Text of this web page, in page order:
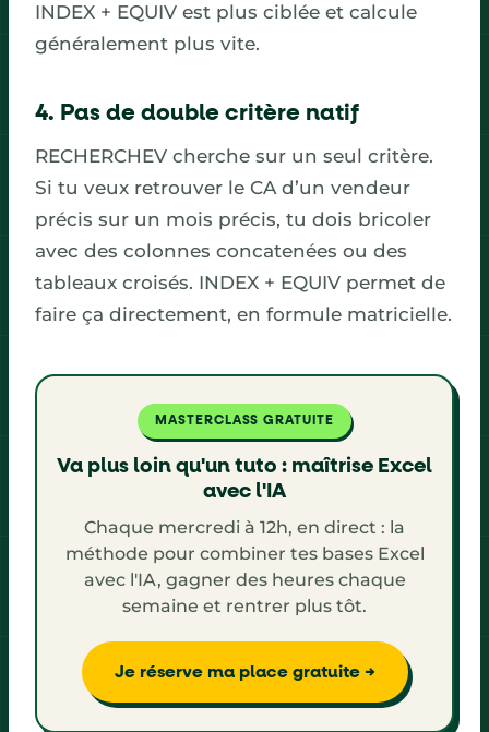
INDEX + EQUIV est plus ciblée et calcule
généralement plus vite.
4. Pas de double critère natif
RECHERCHEV cherche sur un seul critère.
Si tu veux retrouver le CA d’un vendeur
précis sur un mois précis, tu dois bricoler
avec des colonnes concatenées ou des
tableaux croisés. INDEX + EQUIV permet de
faire ça directement, en formule matricielle.
MASTERCLASS GRATUITE
Va plus loin qu'un tuto : maîtrise Excel
avec l'IA
Chaque mercredi à 12h, en direct : la
méthode pour combiner tes bases Excel
avec l'IA, gagner des heures chaque
semaine et rentrer plus tôt.
Je réserve ma place gratuite →